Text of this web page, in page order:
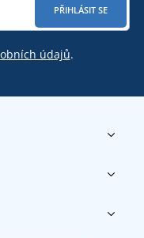
PŘIHLÁSIT SE
údajů.